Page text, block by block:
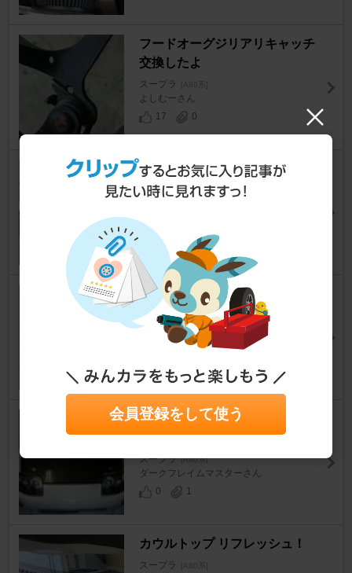
フードオーグジリアリキャッチ
交換したよ
スープラ [A80系]
よしむーさん
17
0
シャコタン対策
スープラ [A80系]
防汚対策
スープラ [A80系]
kazu4℃さん
0
ボンネット改造① ～ダクト追
加～
スープラ [A80系]
ダークフレイムマスターさん
0
1
カウルトップ リフレッシュ！
スープラ [A80系]
会員登録をして使う